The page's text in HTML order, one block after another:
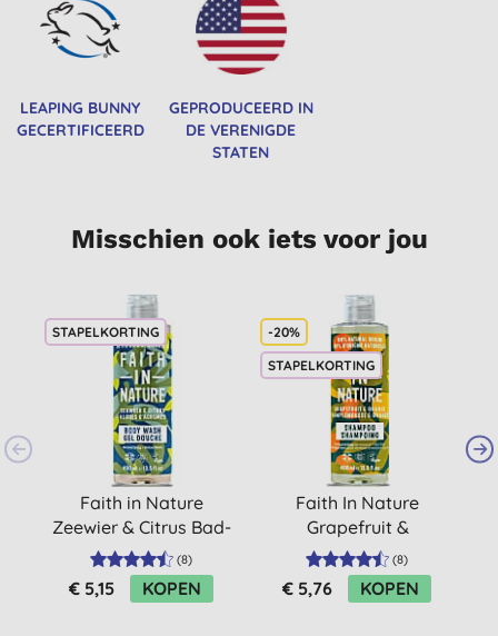
LEAPING BUNNY
GECERTIFICEERD
GEPRODUCEERD IN
DE VERENIGDE
STATEN
Misschien ook iets voor jou
STAPELKORTING
Faith in Nature
Zeewier & Citrus Bad-
en Douchegel
(8)
€ 5,15 KOPEN
-20%
STAPELKORTING
Faith In Nature
Grapefruit &
Sinaasappel
Shampoo (normaal
tot vet haar)
(8)
€ 5,76 KOPEN